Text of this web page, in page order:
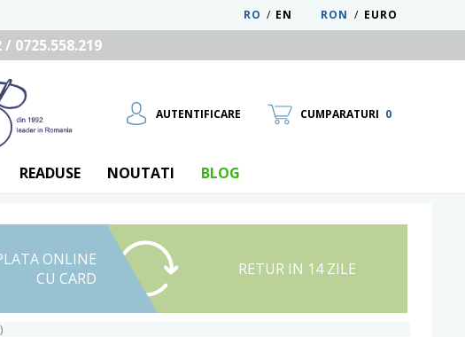
RON / EURO
EN
/
RO
0725.558.219
AUTENTIFICARE
UTILIZATOR NOU
RECUPEREAZA PAROLA
CUMPARATURI 0
READUSE NOUTATI BLOG
ONLINE
CU CARD
RETUR IN 14 ZILE